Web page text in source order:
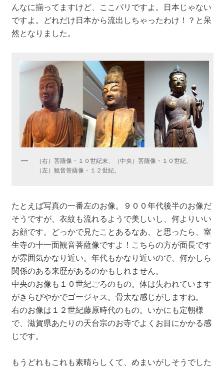
んなに揃ってますけど、ここパリですよ。日本じゃない
ですよ。どれだけ日本から流出しちゃったわけ！？と呆
然となりました。
（右）菩薩像・１０世紀末、（中央）菩薩像・１０世紀、
（左）観音菩薩像・１２世紀。
たとえば写真の一番左のお像。９００年代後半のお像だ
そうですが、衣紋も流れるようで美しいし、何よりいい
お顔です。どっかで見たことあるなあ、と思ったら、室
生寺の十一面観音菩薩像ですよ！こちらの方が面長です
が雰囲気かなり近い。年代もかなり近いので、何かしら
関係のある来歴があるのかもしれません。
中央のお像も１０世紀ごろのもの。体は失われています
がきらびやかでゴージャス。骨太な感じがしますね。
右のお像は１２世紀藤原時代のもの。いかにも定朝様
で、滋賀県あたりの天台宗のお寺でよくお目にかかる感
じです。
もうどれもこれも素晴らしくて、めまいがしそうでした